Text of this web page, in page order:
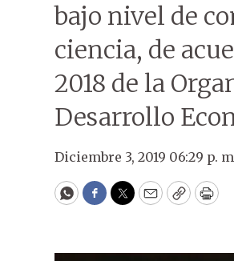
bajo nivel de
ciencia, de
2018 de la
Desarrollo
Diciembre 3, 2019 06:29 p.
WhatsApp
Facebook
Twitter
EmailCopyPrint